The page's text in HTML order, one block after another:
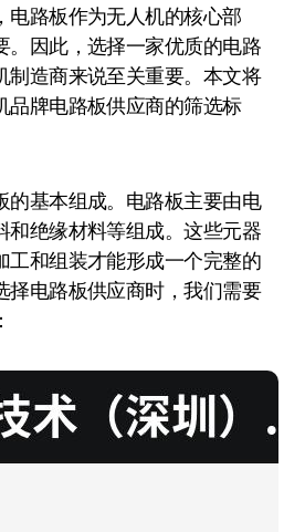
电路板作为无人机的核心部
。因此，选择一家优质的电路
制造商来说至关重要。本文将
品牌电路板供应商的筛选标
的基本组成。电路板主要由电
和绝缘材料等组成。这些元器
工和组装才能形成一个完整的
择电路板供应商时，我们需要